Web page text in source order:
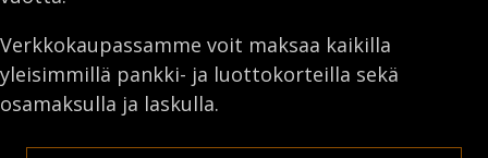
Verkkokaupassamme voit maksaa kaikilla
yleisimmillä pankki- ja luottokorteilla sekä
osamaksulla ja laskulla.